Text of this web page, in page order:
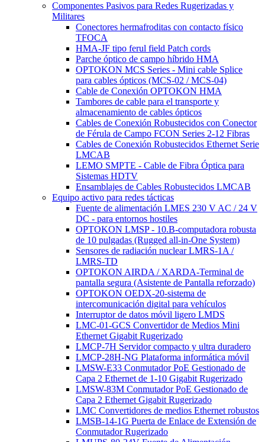
Componentes Pasivos para Redes Rugerizadas y
Militares
Conectores hermafroditas con contacto físico
TFOCA
HMA-JF tipo ferul field Patch cords
Parche óptico de campo híbrido HMA
OPTOKON MCS Series - Mini cable Splice
para cables ópticos (MCS-02 / MCS-04)
Cable de Conexión OPTOKON HMA
Tambores de cable para el transporte y
almacenamiento de cables ópticos
Cables de Conexión Robustecidos con Conector
de Férula de Campo FCON Series 2-12 Fibras
Cables de Conexión Robustecidos Ethernet Serie
LMCAB
LEMO SMPTE - Cable de Fibra Óptica para
Sistemas HDTV
Ensamblajes de Cables Robustecidos LMCAB
Equipo activo para redes tácticas
Fuente de alimentación LMES 230 V AC / 24 V
DC - para entornos hostiles
OPTOKON LMSP - 10.B-computadora robusta
de 10 pulgadas (Rugged all-in-One System)
Sensores de radiación nuclear LMRS-1A /
LMRS-TD
OPTOKON AIRDA / XARDA-Terminal de
pantalla segura (Asistente de Pantalla reforzado)
OPTOKON OEDX-20-sistema de
intercomunicación digital para vehículos
Interruptor de datos móvil ligero LMDS
LMC-01-GCS Convertidor de Medios Mini
Ethernet Gigabit Rugerizado
LMCP-7H Servidor compacto y ultra duradero
LMCP-28H-NG Plataforma informática móvil
LMSW-E33 Conmutador PoE Gestionado de
Capa 2 Ethernet de 1-10 Gigabit Rugerizado
LMSW-83M Conmutador PoE Gestionado de
Capa 2 Ethernet Gigabit Rugerizado
LMC Convertidores de medios Ethernet robustos
LMSB-14-1G Puerta de Enlace de Extensión de
Conmutador Rugerizado